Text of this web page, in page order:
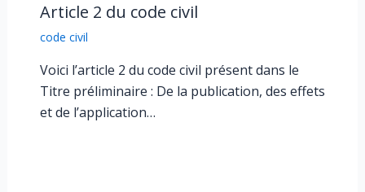
Article 2 du code civil
code civil
Voici l’article 2 du code civil présent dans le
Titre préliminaire : De la publication, des effets
et de l’application…